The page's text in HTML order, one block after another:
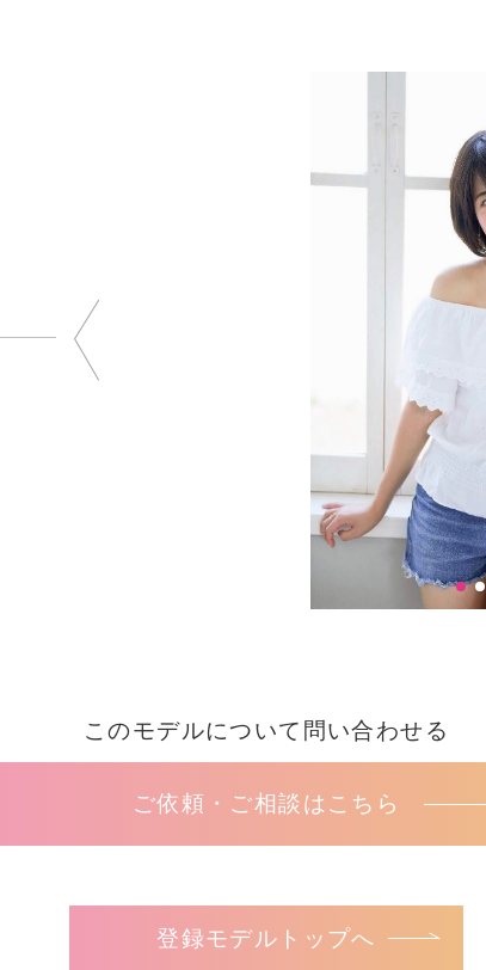
このモデルについて問い合わせる
ご依頼・ご相談はこちら
登録モデルトップへ